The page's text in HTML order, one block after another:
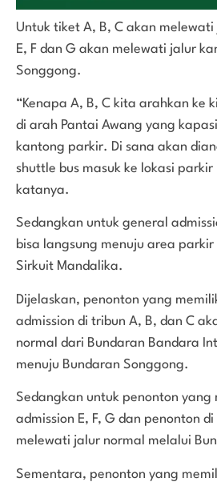
Untuk tiket A, B, C akan
E, F dan G akan melewati jalur
Songgong.
“Kenapa A, B, C kita arahkan ke
di arah Pantai Awang yang
kantong parkir. Di sana akan
shuttle bus masuk ke lokasi parkir
katanya.
Sedangkan untuk general
bisa langsung menuju area parkir
Sirkuit Mandalika.
Dijelaskan, penonton yang
admission di tribun A, B, dan C
normal dari Bundaran Bandara
menuju Bundaran Songgong.
Sedangkan untuk penonton yang
admission E, F, G dan penonton
melewati jalur normal melalui
Sementara, penonton yang